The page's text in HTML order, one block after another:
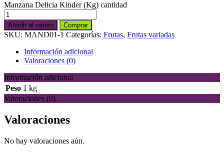
Manzana Delicia Kinder (Kg) cantidad
Añadir al carrito Comprar
SKU: MAND01-1 Categorías: Frutas, Frutas variadas
Información adicional
Valoraciones (0)
Información adicional
Peso 1 kg
Valoraciones (0)
Valoraciones
No hay valoraciones aún.